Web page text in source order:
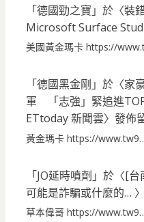
「德國勁之寶 」於〈裝
Microsoft Surface
美國黃金瑪卡 https://
「德國黑金剛 」於〈家
軍 「志強」緊追進
ETtoday 新聞雲〉發佈
黃金瑪卡 https://
「JO延時噴劑 」於〈[台
可能是詐騙或什麼的…
草本偉哥 https://